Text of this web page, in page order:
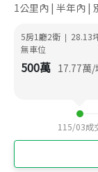
1公里內 | 半年內 |
5房1廳2衛 | 28.13
無車位
500萬 17.77萬/
115/03成